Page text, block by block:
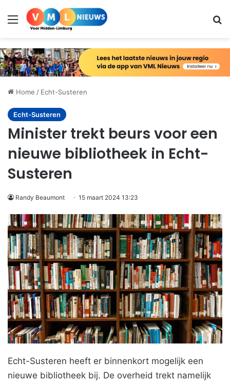
Menu
Home / Echt-Susteren
Echt-Susteren
Minister trekt beurs voor een
nieuwe bibliotheek in Echt-
Susteren
Randy Beaumont 15 maart 2024 13:23
Echt-Susteren heeft er binnenkort mogelijk een
nieuwe bibliotheek bij. De overheid trekt namelijk